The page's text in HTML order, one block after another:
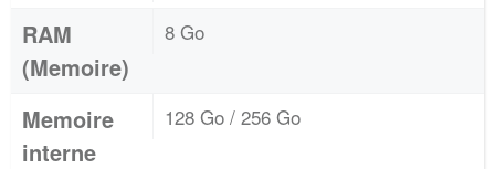
RAM
(Memoire)
8 Go
Memoire
interne
128 Go / 256 Go